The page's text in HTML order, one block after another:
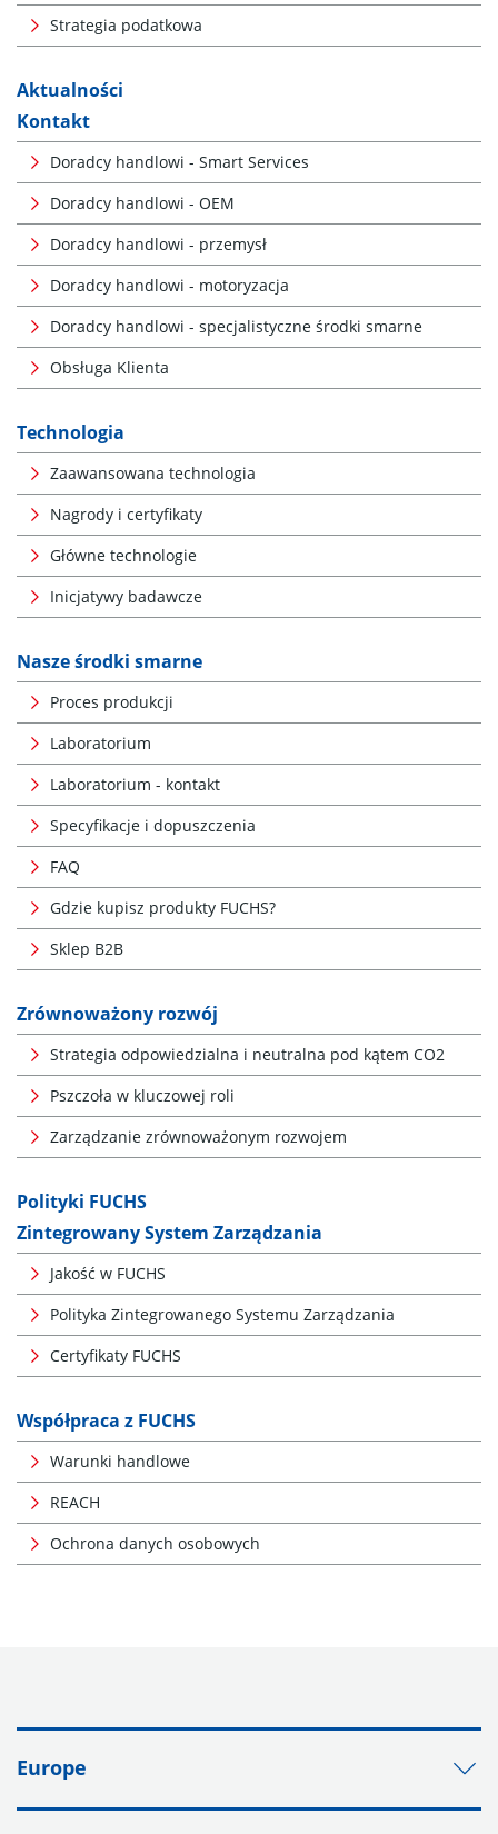
Strategia podatkowa
Aktualności
Kontakt
Doradcy handlowi - Smart Services
Doradcy handlowi - OEM
Doradcy handlowi - przemysł
Doradcy handlowi - motoryzacja
Doradcy handlowi - specjalistyczne środki smarne
Obsługa Klienta
Technologia
Zaawansowana technologia
Nagrody i certyfikaty
Główne technologie
Inicjatywy badawcze
Nasze środki smarne
Proces produkcji
Laboratorium
Laboratorium - kontakt
Specyfikacje i dopuszczenia
FAQ
Gdzie kupisz produkty FUCHS?
Sklep B2B
Zrównoważony rozwój
Strategia odpowiedzialna i neutralna pod kątem CO2
Pszczoła w kluczowej roli
Zarządzanie zrównoważonym rozwojem
Polityki FUCHS
Zintegrowany System Zarządzania
Jakość w FUCHS
Polityka Zintegrowanego Systemu Zarządzania
Certyfikaty FUCHS
Współpraca z FUCHS
Warunki handlowe
REACH
Ochrona danych osobowych
Europe